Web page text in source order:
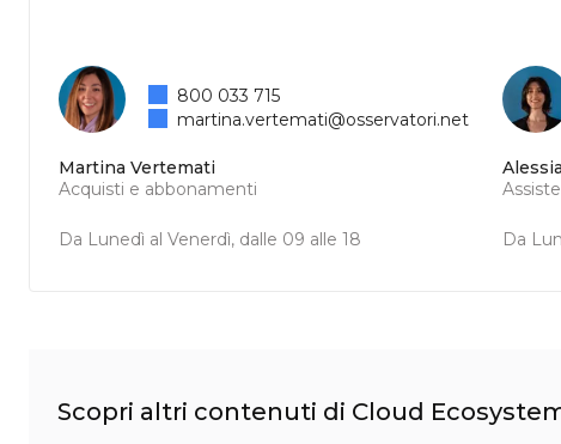
Martina Vertemati
Acquisti e abbonamenti
Da Lunedì al Venerdì, dalle 09 alle 18
800 033 715
martina.vertemati@osservatori.net
Da
Scopri altri contenuti di Cloud